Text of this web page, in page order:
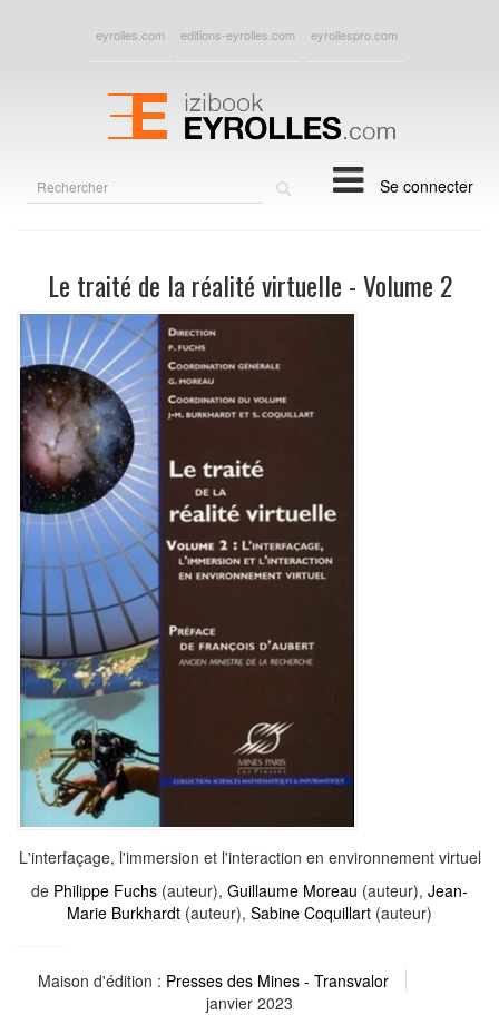
eyrolles.com editions-eyrolles.com eyrollespro.com
Se connecter
Le traité de la réalité virtuelle - Volume 2
L'interfaçage, l'immersion et l'interaction en environnement virtuel
de Philippe Fuchs (auteur), Guillaume Moreau (auteur), Jean-
Marie Burkhardt (auteur), Sabine Coquillart (auteur)
Maison d'édition : Presses des Mines - Transvalor
janvier 2023